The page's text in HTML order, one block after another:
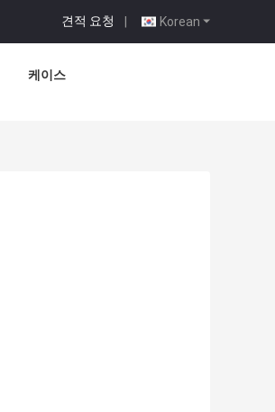
Korean
견적 요청 |
케이스